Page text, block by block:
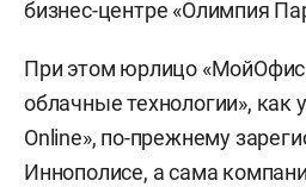
бизнес-центре «Олимпия
При этом юрлицо
облачные технологии»,
Online», по-прежнему
Иннополисе, а сама